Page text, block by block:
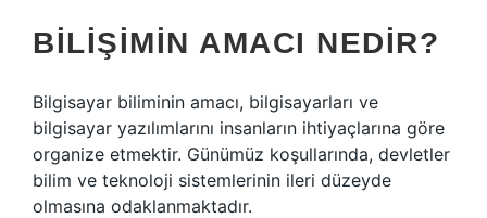
BILIŞIMIN AMACI NEDIR?
Bilgisayar biliminin amacı, bilgisayarları ve
bilgisayar yazılımlarını insanların ihtiyaçlarına göre
organize etmektir. Günümüz koşullarında, devletler
bilim ve teknoloji sistemlerinin ileri düzeyde
olmasına odaklanmaktadır.